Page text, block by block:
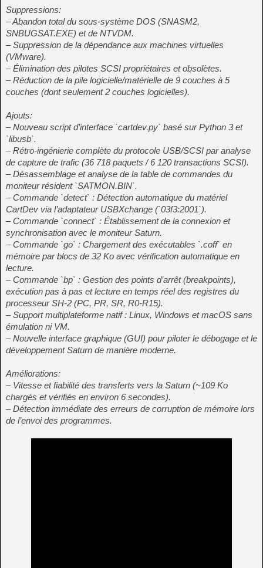
Suppressions:
– Abandon total du sous-système DOS (SNASM2,
SNBUGSAT.EXE) et de NTVDM.
– Suppression de la dépendance aux machines virtuelles
(VMware).
– Élimination des pilotes SCSI propriétaires et obsolètes.
– Réduction de la pile logicielle/matérielle de 9 couches à 5
couches (dont seulement 2 couches logicielles).
Ajouts:
– Nouveau script d’interface `cartdev.py` basé sur Python 3 et
`libusb`.
– Rétro-ingénierie complète du protocole USB/SCSI par analyse
de capture de trafic (36 718 paquets / 6 120 transactions SCSI).
– Désassemblage et analyse de la table de commandes du
moniteur résident `SATMON.BIN`.
– Commande `detect` : Détection automatique du matériel
CartDev via l’adaptateur USBXchange (`03f3:2001`).
– Commande `connect` : Établissement de la connexion et
synchronisation avec le moniteur Saturn.
– Commande `go` : Chargement des exécutables `.coff` en
mémoire par blocs de 32 Ko avec vérification automatique en
lecture.
– Commande `bp` : Gestion des points d’arrêt (breakpoints),
exécution pas à pas et lecture en temps réel des registres du
processeur SH-2 (PC, PR, SR, R0-R15).
– Support multiplateforme natif : Linux, Windows et macOS sans
émulation ni VM.
– Nouvelle interface graphique (GUI) pour piloter le débogage et le
développement Saturn de manière moderne.
Améliorations:
– Vitesse et fiabilité des transferts vers la Saturn (~109 Ko
chargés et vérifiés en environ 6 secondes).
– Détection immédiate des erreurs de corruption de mémoire lors
de l’envoi des programmes.